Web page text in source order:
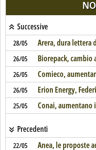
Successive
28/05 Arera, dura lettera
26/05 Biorepack,
26/05 Comieco,
26/05 Erion Energy,
25/05 Conai,
Precedenti
22/05 Anea, le proposte